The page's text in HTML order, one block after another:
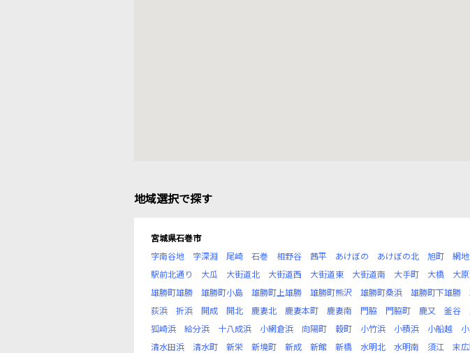
地域選択で探す
宮城県石巻市
字南谷地
字深淵 尾崎 石巻 相野谷 茜平 あけぼの あけぼの北 旭町 網
駅前北通り
大瓜 大街道北 大街道西 大街道東 大街道南 大手町 大橋 大
雄勝町雄勝
雄勝町小島 雄勝町上雄勝 雄勝町熊沢 雄勝町桑浜 雄勝町下雄勝
荻浜
折浜 開成 開北 鹿妻北 鹿妻本町 鹿妻南 門脇 門脇町 鹿又 釜谷
狐崎浜
給分浜 十八成浜 小網倉浜 向陽町 穀町 小竹浜 小積浜 小船越
清水田浜
清水町 新栄 新境町 新成 新館 新橋 水明北 水明南 須江 末